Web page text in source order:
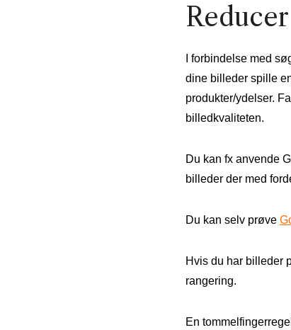
I forbindelse med
dine billeder spille
produkter/ydelser.
billedkvaliteten.
Du kan fx anvende
billeder der med
Du kan selv prøve
Hvis du har billeder
rangering.
En